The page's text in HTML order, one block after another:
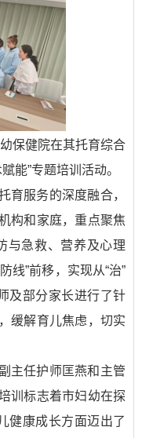
保健院在其托育综合
能”专题培训活动。
育服务的深度融合，
构和家庭，重点聚焦
与急救、营养及心理
线”前移，实现从“治”
及部分家长进行了针
缓解育儿焦虑，切实
主任护师匡燕和主管
训标志着市妇幼在探
健康成长方面迈出了